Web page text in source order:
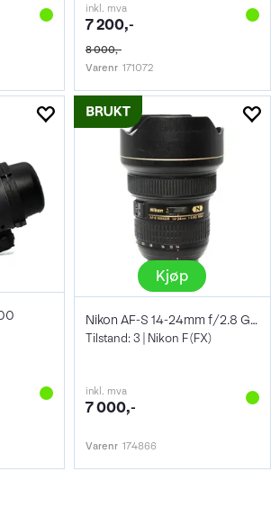
inkl. mva
7 200,-
8 000,-
Varenr 171072
Kjøp
Nikon AF-S 14-24mm f/2.8 G ED
Tilstand: 3 | Nikon F (FX)
inkl. mva
7 000,-
Varenr 174866